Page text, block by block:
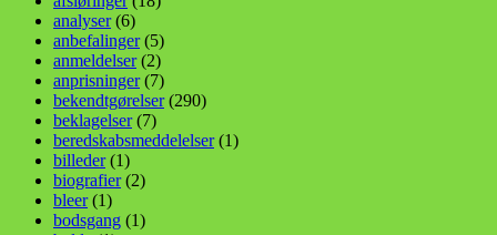
analyser(6)
anbefalinger(5)
anmeldelser(2)
anprisninger(7)
bekendtgørelser(290)
beklagelser(7)
beredskabsmeddelelser(1)
billeder(1)
biografier(2)
bleer(1)
bodsgang (1)